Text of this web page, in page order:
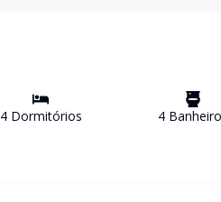
4Dormitórios 4 Banheiro